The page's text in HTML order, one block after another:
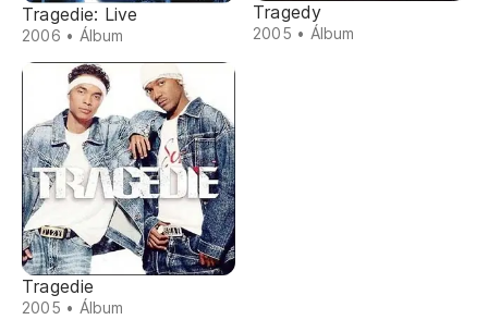
Tragedie: Live
2006 • Álbum
Tragedy
2005 • Álbum
Tragedie
2005 • Álbum